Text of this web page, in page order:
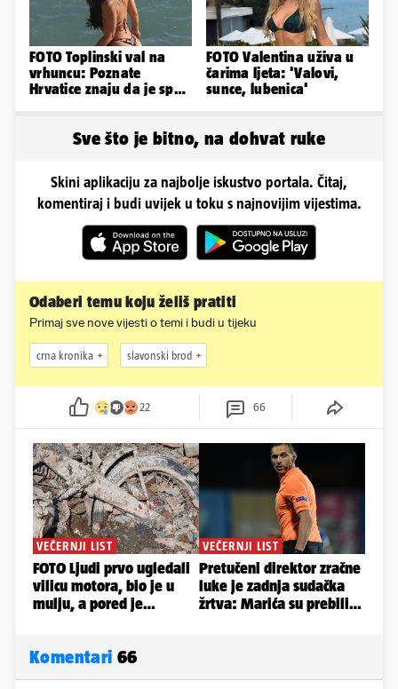
FOTO Toplinski val na
vrhuncu: Poznate
Hrvatice znaju da je spas
FOTO Valentina uživa u
čarima ljeta: 'Valovi,
sunce, lubenica'
Sve što je bitno, na dohvat ruke
Skini aplikaciju za najbolje iskustvo portala. Čitaj,
komentiraj i budi uvijek u toku s najnovijim vijestima.
Odaberi temu koju želiš pratiti
Primaj sve nove vijesti o temi i budi u tijeku
crna kronika slavonski brod
22 66
Komentari 66